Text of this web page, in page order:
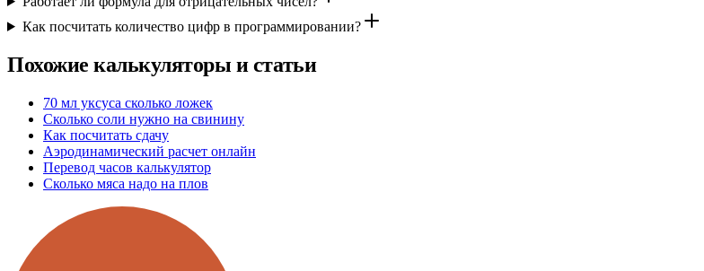
Как посчитать количество цифр в программировании?
Похожие калькуляторы и статьи
70 мл уксуса сколько ложек
Сколько соли нужно на свинину
Как посчитать сдачу
Аэродинамический расчет онлайн
Перевод часов калькулятор
Сколько мяса надо на плов